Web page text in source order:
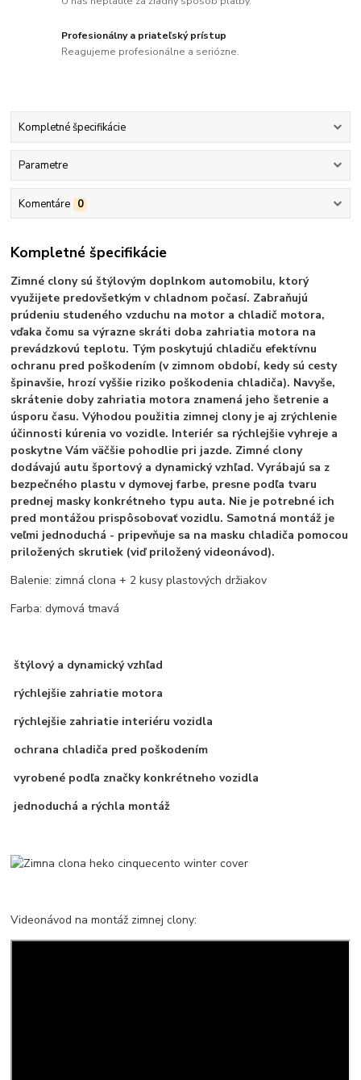
Profesionálny a priateľský prístup
Reagujeme profesionálne a seriózne.
Kompletné špecifikácie
Parametre
Komentáre 0
Kompletné špecifikácie
Zimné clony sú štýlovým doplnkom automobilu, ktorý
využijete predovšetkým v chladnom počasí. Zabraňujú
prúdeniu studeného vzduchu na motor a chladič motora,
vďaka čomu sa výrazne skráti doba zahriatia motora na
prevádzkovú teplotu. Tým poskytujú chladiču efektívnu
ochranu pred poškodením (v zimnom období, kedy sú cesty
špinavšie, hrozí vyššie riziko poškodenia chladiča). Navyše,
skrátenie doby zahriatia motora znamená jeho šetrenie a
úsporu času. Výhodou použitia zimnej clony je aj zrýchlenie
účinnosti kúrenia vo vozidle. Interiér sa rýchlejšie vyhreje a
poskytne Vám väčšie pohodlie pri jazde. Zimné clony
dodávajú autu športový a dynamický vzhľad. Vyrábajú sa z
bezpečného plastu v dymovej farbe, presne podľa tvaru
prednej masky konkrétneho typu auta. Nie je potrebné ich
pred montážou prispôsobovať vozidlu. Samotná montáž je
veľmi jednoduchá - pripevňuje sa na masku chladiča pomocou
priložených skrutiek (viď priložený videonávod).
Balenie: zimná clona + 2 kusy plastových držiakov
Farba: dymová tmavá
štýlový a dynamický vzhľad
rýchlejšie zahriatie motora
rýchlejšie zahriatie interiéru vozidla
ochrana chladiča pred poškodením
vyrobené podľa značky konkrétneho vozidla
jednoduchá a rýchla montáž
Videonávod na montáž zimnej clony: